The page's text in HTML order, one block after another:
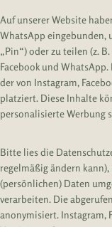
Auf unserer Website
WhatsApp eingebunden,
„Pin“) oder zu teilen (z.
Facebook und
der von Instagram,
platziert. Diese Inhalte
personalisierte Werbung
Bitte lies die
regelmäßig ändern
(persönlichen) Daten
verarbeiten. Die
anonymisiert. Instagram,